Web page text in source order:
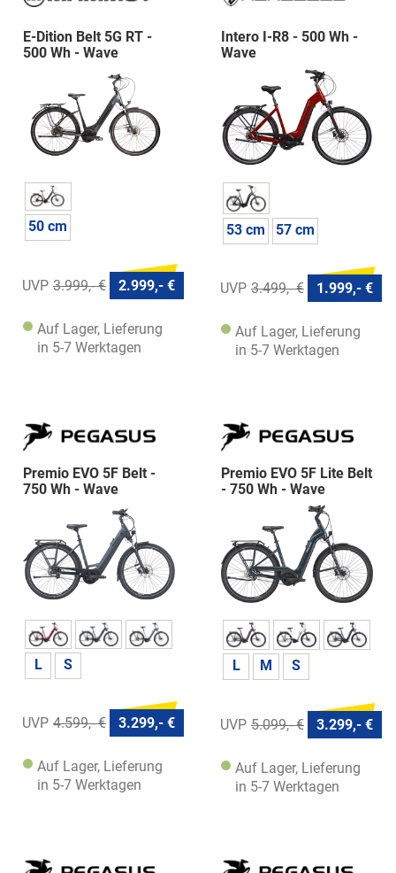
E-Dition Belt 5G RT -
500 Wh - Wave
50 cm
3.999,- € 2.999,- €
Auf Lager, Lieferung
in 5-7 Werktagen
Intero I-R8 - 500 Wh -
Wave
53 cm 57 cm
3.499,- € 1.999,- €
Auf Lager, Lieferung
in 5-7 Werktagen
Premio EVO 5F Belt -
750 Wh - Wave
L S
4.599,- € 3.299,- €
Auf Lager, Lieferung
in 5-7 Werktagen
Premio EVO 5F Lite Belt
- 750 Wh - Wave
L M S
5.099,- € 3.299,- €
Auf Lager, Lieferung
in 5-7 Werktagen